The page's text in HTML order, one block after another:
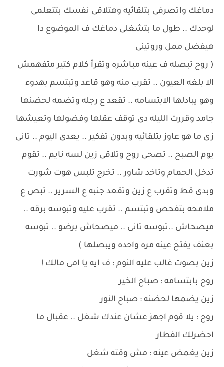
دماغك واتصرفى بتلقائيه وهتلاقى نفسك بتتعلمى
لوحدك .. طول ما بتشغلى دماغك ف الموضوع دا
هيفضل ممل وروتينى
( روح تبصله ف عينه مباشره وتقرأ كلام كتير متفهمش
الا بلغه العيون .. تقرب منه وهو قاعد وتبتسم بهدوء
وهو يبادلها الابتسامه .. تقعد ع رجله وتضمه لحضنها
جامد وقررت الليله دى توقف عقلها وفضولها وتعيشها
زى ما هو عاوز بتلقائيه وبدون تفكير .. يعدى اليوم .. تانى
يوم الصبح .. تصحى روح وتلاقى زين لسه نايم .. تقوم
تدخل الحمام وتاخد شاور .. تخرج تلبس هوت شورت
وبدى قط وتقرب ع زين وتقعد جنبه ع السرير .. تبص ع
ملامحه بتفحص وتبتسم .. تقرب عليه وتبوسه برقه ..
ميصحاش ..تبوسه تانى .. ميصحاش برضو .. تبوسه
بعنف يفتح عينه مره واحده ويبصلها )
زين بصوت غالب عليه النوم : ف ايه يا امى مالك !
روح بابتسامه : صباح الخير
زين يضمها لحضنه : صباح النور
روح : يلا قوم اجهز عشان عندك شغل .. عقبال ما
احضرلك الفطار
زين يغمض عينه : مش وقته شغل